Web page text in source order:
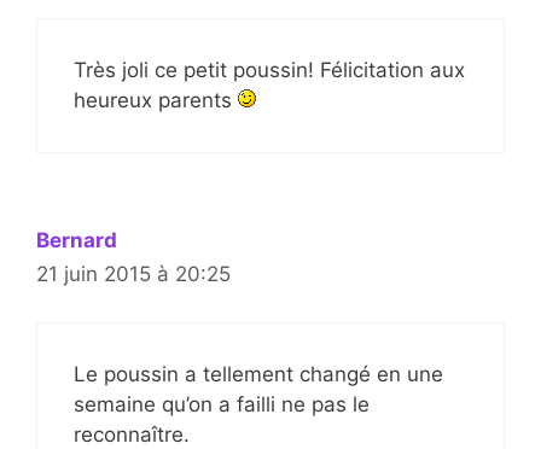
Très joli ce petit poussin! Félicitation aux
heureux parents
Bernard
21 juin 2015 à 20:25
Le poussin a tellement changé en une
semaine qu’on a failli ne pas le
reconnaître.